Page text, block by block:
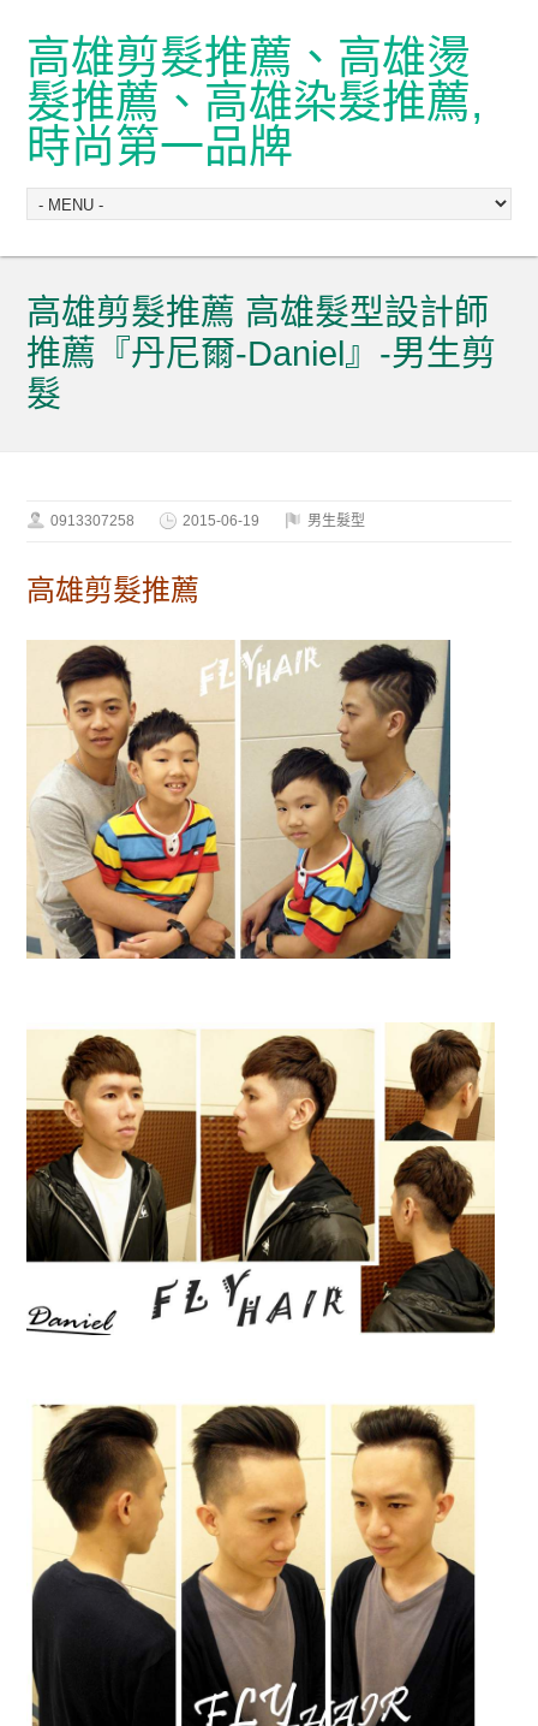
高雄剪髮推薦、高雄燙
髮推薦、高雄染髮推薦,
時尚第一品牌
高雄剪髮推薦 高雄髮型設計師
推薦『丹尼爾-Daniel』-男生剪
髮
0913307258 2015-06-19 男生髮型
高雄剪髮推薦